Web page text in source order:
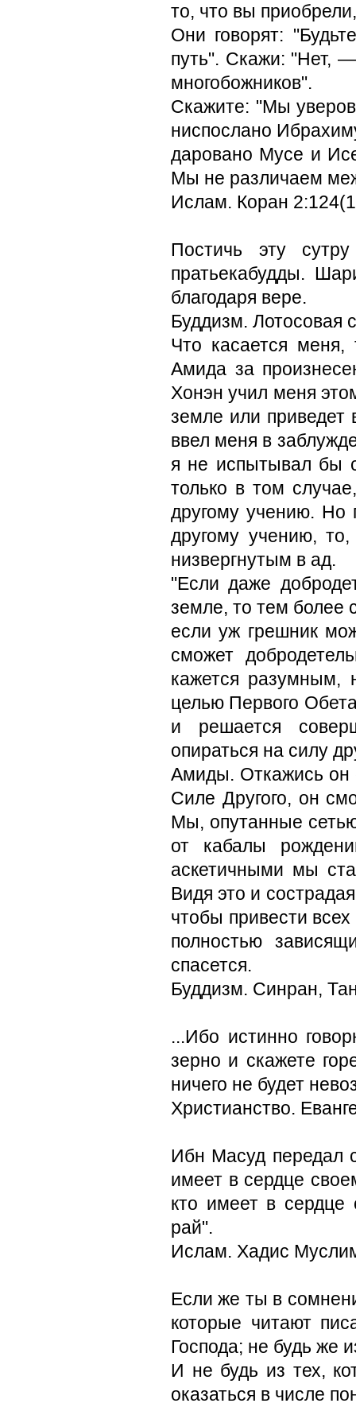
то, что вы
Они говорят:
путь". Скажи: "Нет,
многобожников".
Скажите: "Мы
ниспослано
даровано Мусе и
Мы не различаем
Ислам. Коран
Постичь эту
пратьекабудды.
благодаря вере.
Буддизм. Лотосовая
Что касается
Амида за
Хонэн учил меня
земле или
ввел меня в
я не испытывал бы
только в том
другому учению. Но
другому учению,
низвергнутым в ад.
"Если даже
земле, то тем более
если уж грешник
сможет
кажется разумным,
целью Первого
и решается
опираться на силу
Амиды. Откажись он
Силе Другого, он
Мы, опутанные
от кабалы
аскетич­ными мы
Видя это и
чтобы привести
полностью
спасется.
Буддизм. Синран,
...Ибо истинно
зерно и скажете
ничего не будет
Христианство.
Ибн Масуд передал
имеет в сердце
кто имеет в сердце
рай".
Ислам. Хадис
Если же ты в
которые читают
Господа; не будь же
И не будь из тех,
оказаться в числе